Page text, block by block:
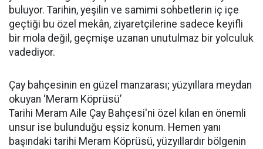
buluyor. Tarihin, yeşilin ve samimi sohbetlerin iç içe
geçtiği bu özel mekân, ziyaretçilerine sadece keyifli
bir mola değil, geçmişe uzanan unutulmaz bir yolculuk
vadediyor.
Çay bahçesinin en güzel manzarası; yüzyıllara meydan
okuyan ‘Meram Köprüsü’
Tarihi Meram Aile Çay Bahçesi'ni özel kılan en önemli
unsur ise bulunduğu eşsiz konum. Hemen yanı
başındaki tarihi Meram Köprüsü, yüzyıllardır bölgenin